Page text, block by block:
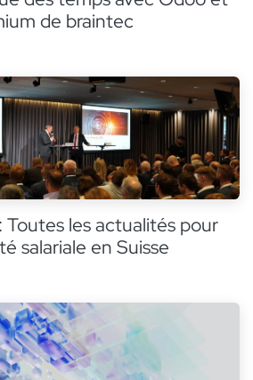
de braintec
les actualités pour
salariale en Suisse